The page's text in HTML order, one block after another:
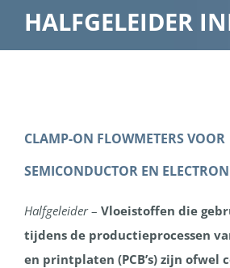
HALFGELEIDER
CLAMP-ON FLOWMETERS VOOR
SEMICONDUCTOR EN
Halfgeleider– Vloeistoffen die
tijdens de productieprocessen
en printplaten (PCB’s) zijn ofwel